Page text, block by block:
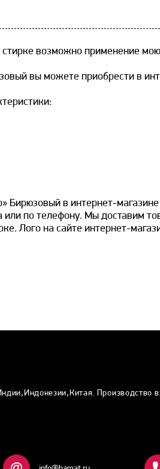
возможно применение
вы можете приобрести в
Бирюзовый в интернет-
или по телефону. Мы доставим
Лого на сайте интернет-
Производство